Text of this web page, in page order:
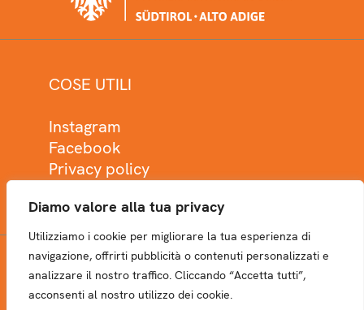
Diamo valore alla tua privacy
Utilizziamo i cookie per migliorare la tua esperienza di
navigazione, offrirti pubblicità o contenuti personalizzati e
analizzare il nostro traffico. Cliccando “Accetta tutti”,
acconsenti al nostro utilizzo dei cookie.
COSE UTILI
Instagram
Facebook
Privacy policy
NEWSLETTER